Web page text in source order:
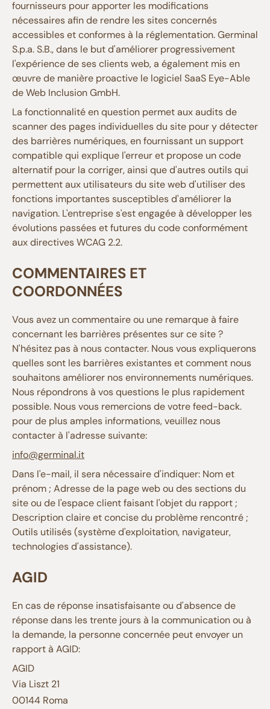
fournisseurs pour apporter les modifications
nécessaires afin de rendre les sites concernés
accessibles et conformes à la réglementation. Germinal
S.p.a. S.B., dans le but d'améliorer progressivement
l'expérience de ses clients web, a également mis en
œuvre de manière proactive le logiciel SaaS Eye-Able
de Web Inclusion GmbH.
La fonctionnalité en question permet aux audits de
scanner des pages individuelles du site pour y détecter
des barrières numériques, en fournissant un support
compatible qui explique l'erreur et propose un code
alternatif pour la corriger, ainsi que d'autres outils qui
permettent aux utilisateurs du site web d'utiliser des
fonctions importantes susceptibles d'améliorer la
navigation. L'entreprise s'est engagée à développer les
évolutions passées et futures du code conformément
aux directives WCAG 2.2.
COMMENTAIRES ET
COORDONNÉES
Vous avez un commentaire ou une remarque à faire
concernant les barrières présentes sur ce site ?
N'hésitez pas à nous contacter. Nous vous expliquerons
quelles sont les barrières existantes et comment nous
souhaitons améliorer nos environnements numériques.
Nous répondrons à vos questions le plus rapidement
possible. Nous vous remercions de votre feed-back.
pour de plus amples informations, veuillez nous
contacter à l'adresse suivante:
info@germinal.it
Dans l'e-mail, il sera nécessaire d'indiquer: Nom et
prénom ; Adresse de la page web ou des sections du
site ou de l'espace client faisant l'objet du rapport ;
Description claire et concise du problème rencontré ;
Outils utilisés (système d'exploitation, navigateur,
technologies d'assistance).
AGID
En cas de réponse insatisfaisante ou d'absence de
réponse dans les trente jours à la communication ou à
la demande, la personne concernée peut envoyer un
rapport à AGID:
AGID
Via Liszt 21
00144 Roma